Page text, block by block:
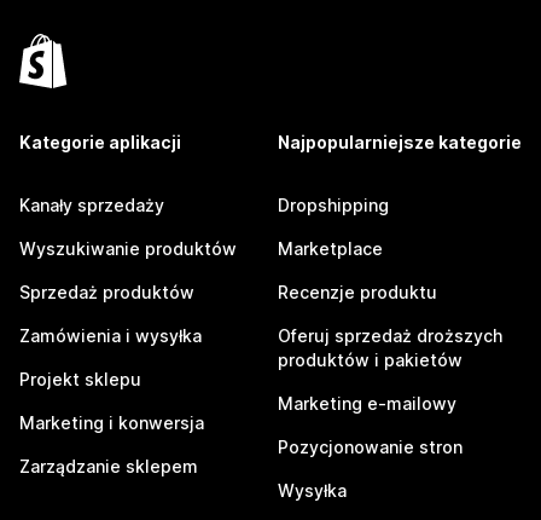
Kategorie aplikacji
Kanały sprzedaży
Wyszukiwanie produktów
Sprzedaż produktów
Zamówienia i wysyłka
Projekt sklepu
Marketing i konwersja
Zarządzanie sklepem
Najpopularniejsze kategorie
Dropshipping
Marketplace
Recenzje produktu
Oferuj sprzedaż droższych
produktów i pakietów
Marketing e-mailowy
Pozycjonowanie stron
Wysyłka